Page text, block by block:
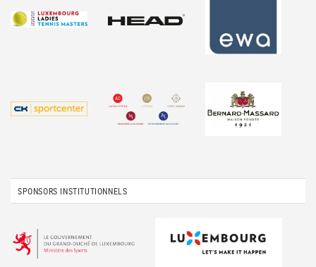
SPONSORS INSTITUTIONNELS